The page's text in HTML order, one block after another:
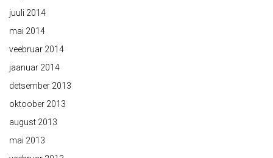
juuli 2014
mai 2014
veebruar 2014
jaanuar 2014
detsember 2013
oktoober 2013
august 2013
mai 2013